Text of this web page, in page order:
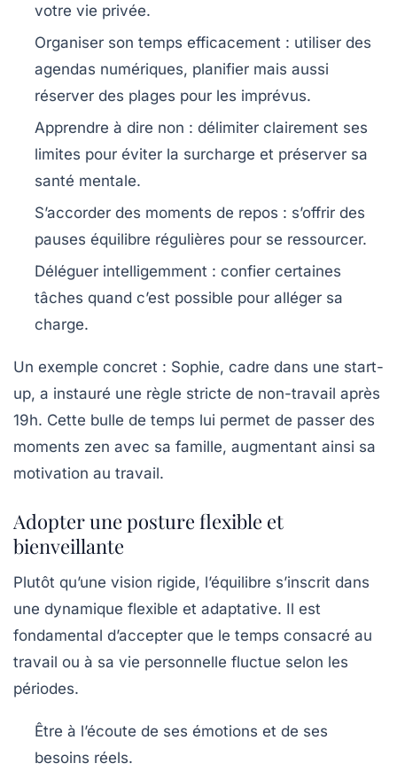
votre vie privée.
Organiser son temps efficacement : utiliser des
agendas numériques, planifier mais aussi
réserver des plages pour les imprévus.
Apprendre à dire non : délimiter clairement ses
limites pour éviter la surcharge et préserver sa
santé mentale.
S’accorder des moments de repos : s’offrir des
pauses équilibre régulières pour se ressourcer.
Déléguer intelligemment : confier certaines
tâches quand c’est possible pour alléger sa
charge.
Un exemple concret : Sophie, cadre dans une start-
up, a instauré une règle stricte de non-travail après
19h. Cette bulle de temps lui permet de passer des
moments zen avec sa famille, augmentant ainsi sa
motivation au travail.
Adopter une posture flexible et
bienveillante
Plutôt qu’une vision rigide, l’équilibre s’inscrit dans
une dynamique flexible et adaptative. Il est
fondamental d’accepter que le temps consacré au
travail ou à sa vie personnelle fluctue selon les
périodes.
Être à l’écoute de ses émotions et de ses
besoins réels.